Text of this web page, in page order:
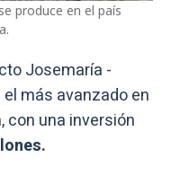
produce en el país
Josemaría -
más avanzado en
con una inversión